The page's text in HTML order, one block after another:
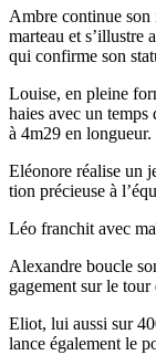
Ambre con­tin­ue son
marteau et s’il­lus­tre
qui con­firme son
Louise, en pleine
haies avec un
à 4m29 en longueur.
Eléonore réalise un
tion pré­cieuse à
Léo fran­chit avec
Alexan­dre boucle
gage­ment sur le tour
Eliot, lui aus­si sur
lance égale­ment le